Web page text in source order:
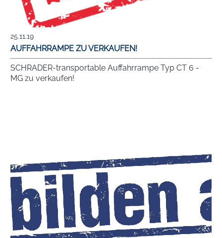
25.11.19
AUFFAHRRAMPE ZU VERKAUFEN!
SCHRADER-transportable Auffahrrampe Typ CT 6 -
MG zu verkaufen!